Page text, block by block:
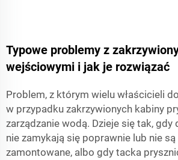
Typowe problemy z
wejściowymi i jak je rozwiązać
Problem, z którym wielu właścicieli
w przypadku zakrzywionych kabiny
zarządzanie wodą. Dzieje się tak,
nie zamykają się poprawnie lub nie
zamontowane, albo gdy tacka